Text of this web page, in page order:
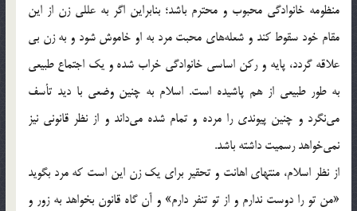
منظومه خانوادگی محبوب و محترم باشد؛ بنابراین اگر به عللی زن از این
مقام خود سقوط کند و شعله‌ها‌ی‌ محبت مرد به او خاموش شود و به زن بی
علاقه گردد، پایه و رکن اساسی خانوادگی خراب شده و یک اجتماع طبیعی
به طور طبیعی از هم پاشیده است. اسلام به چنین وضعی با دید تأسف
می‌نگرد و چنین پیوندی را مرده و تمام شده می‌داند و از نظر قانونی نیز
نمی‌خواهد رسمیت داشته باشد.
از نظر اسلام، منتهای اهانت و تحقیر برای یک زن این است که مرد بگوید
«من تو را دوست ندارم و از تو تنفر دارم» و آن گاه قانون بخواهد به زور و